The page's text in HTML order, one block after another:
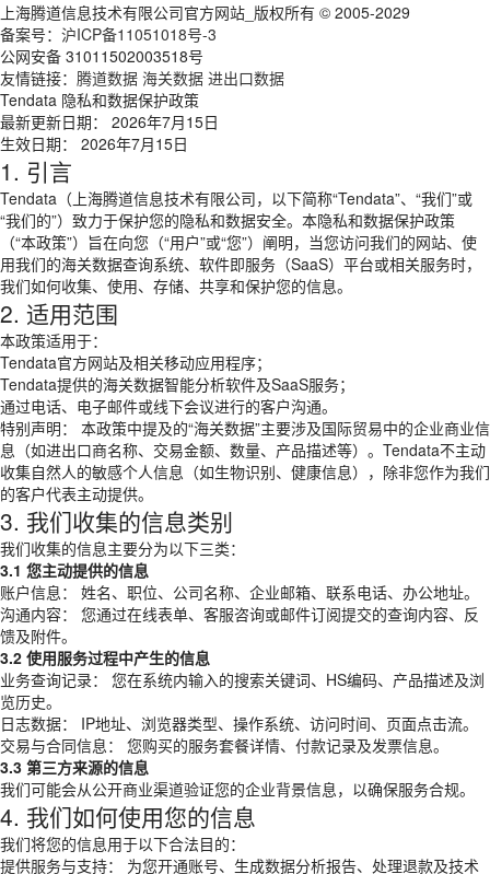
上海腾道信息技术有限公司官方网站_版权所有 © 2005-2029
备案号： 沪ICP备11051018号-3
公网安备 31011502003518号
友情链接： 腾道数据 海关数据 进出口数据
Tendata 隐私和数据保护政策
最新更新日期： 2026年7月15日
生效日期： 2026年7月15日
1. 引言
Tendata（上海腾道信息技术有限公司，以下简称“Tendata”、“我们”或
“我们的”）致力于保护您的隐私和数据安全。本隐私和数据保护政策
（“本政策”）旨在向您（“用户”或“您”）阐明，当您访问我们的网站、使
用我们的海关数据查询系统、软件即服务（SaaS）平台或相关服务时，
我们如何收集、使用、存储、共享和保护您的信息。
2. 适用范围
本政策适用于：
Tendata官方网站及相关移动应用程序；
Tendata提供的海关数据智能分析软件及SaaS服务；
通过电话、电子邮件或线下会议进行的客户沟通。
特别声明： 本政策中提及的“海关数据”主要涉及国际贸易中的企业商业信
息（如进出口商名称、交易金额、数量、产品描述等）。Tendata不主动
收集自然人的敏感个人信息（如生物识别、健康信息），除非您作为我们
的客户代表主动提供。
3. 我们收集的信息类别
我们收集的信息主要分为以下三类：
3.1 您主动提供的信息
账户信息： 姓名、职位、公司名称、企业邮箱、联系电话、办公地址。
沟通内容： 您通过在线表单、客服咨询或邮件订阅提交的查询内容、反
馈及附件。
3.2 使用服务过程中产生的信息
业务查询记录： 您在系统内输入的搜索关键词、HS编码、产品描述及浏
览历史。
日志数据： IP地址、浏览器类型、操作系统、访问时间、页面点击流。
交易与合同信息： 您购买的服务套餐详情、付款记录及发票信息。
3.3 第三方来源的信息
我们可能会从公开商业渠道验证您的企业背景信息，以确保服务合规。
4. 我们如何使用您的信息
我们将您的信息用于以下合法目的：
提供服务与支持： 为您开通账号、生成数据分析报告、处理退款及技术